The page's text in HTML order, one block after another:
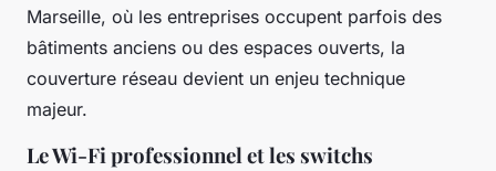
Marseille, où les entreprises occupent parfois des
bâtiments anciens ou des espaces ouverts, la
couverture réseau devient un enjeu technique
majeur.
Le Wi-Fi professionnel et les switchs